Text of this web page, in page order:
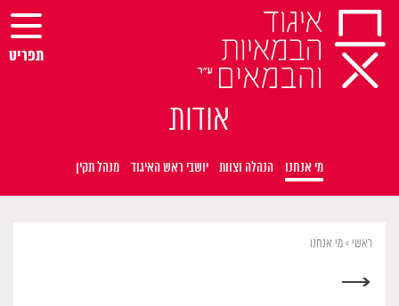
Skip
content
אודות
מי אנחנו הנהלה וצוות יושבי ראש האיגוד מנהל תקין
תפריט
ראשי > מי אנחנו
→